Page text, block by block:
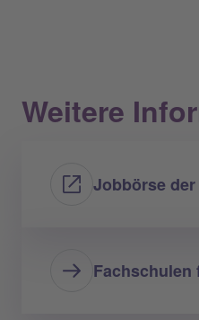
Weitere
Jobbörse
Fachschulen